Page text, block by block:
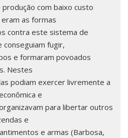
com baixo custo
as formas
contra este sistema de
conseguiam fugir,
e formaram povoados
Nestes
podiam exercer livremente a
e
para libertar outros
e
e armas (Barbosa,